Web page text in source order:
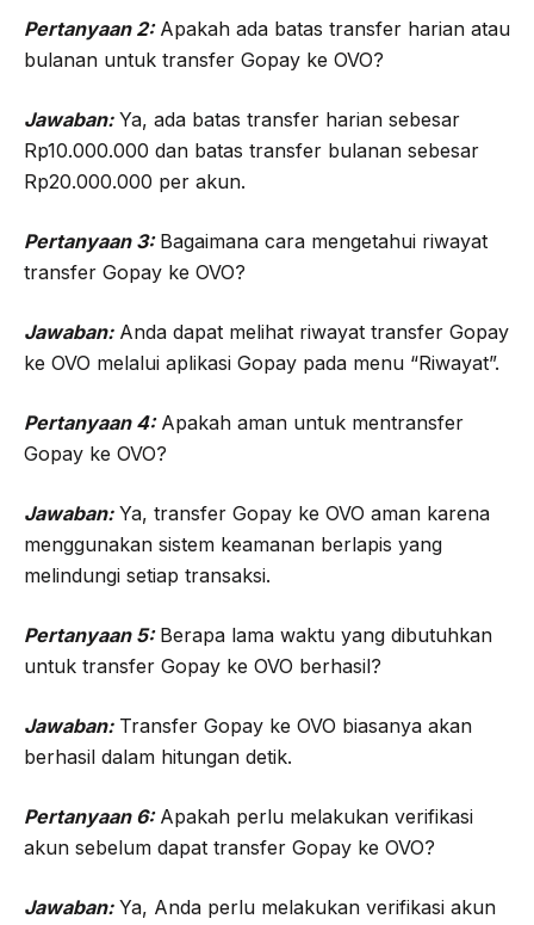
Pertanyaan 2:Apakah ada batas transfer harian atau
bulanan untuk transfer Gopay ke OVO?
Jawaban:Ya, ada batas transfer harian sebesar
Rp10.000.000 dan batas transfer bulanan sebesar
Rp20.000.000 per akun.
Pertanyaan 3:Bagaimana cara mengetahui riwayat
transfer Gopay ke OVO?
Jawaban:Anda dapat melihat riwayat transfer Gopay
ke OVO melalui aplikasi Gopay pada menu “Riwayat”.
Pertanyaan 4:Apakah aman untuk mentransfer
Gopay ke OVO?
Jawaban:Ya, transfer Gopay ke OVO aman karena
menggunakan sistem keamanan berlapis yang
melindungi setiap transaksi.
Pertanyaan 5:Berapa lama waktu yang dibutuhkan
untuk transfer Gopay ke OVO berhasil?
Jawaban:Transfer Gopay ke OVO biasanya akan
berhasil dalam hitungan detik.
Pertanyaan 6:Apakah perlu melakukan verifikasi
akun sebelum dapat transfer Gopay ke OVO?
Jawaban:Ya, Anda perlu melakukan verifikasi akun